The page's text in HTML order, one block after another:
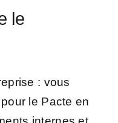
le
: vous
le Pacte en